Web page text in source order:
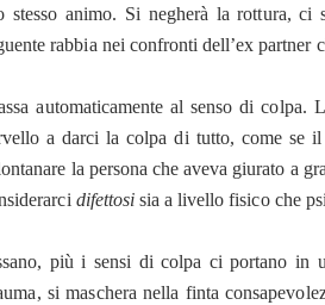
stesso animo. Si negherà la rottura,
rabbia nei confronti dell’ex partner
automaticamente al senso di colpa.
a darci la colpa di tutto, come se
la persona che aveva giurato a
difettosisia a livello fisico che
più i sensi di colpa ci portano in
si maschera nella finta